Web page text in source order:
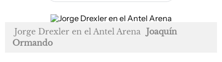
Jorge Drexler en el Antel Arena Joaquín
Ormando